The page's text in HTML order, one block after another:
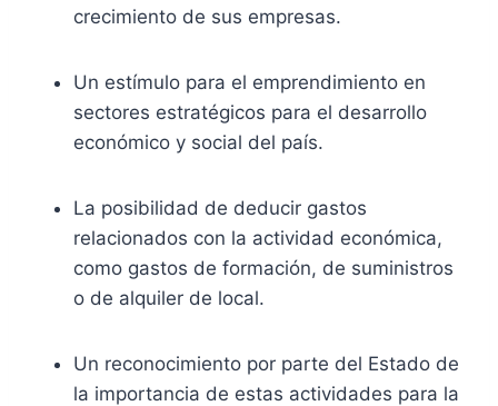
crecimiento de sus empresas.
Un estímulo para el emprendimiento en
sectores estratégicos para el desarrollo
económico y social del país.
La posibilidad de deducir gastos
relacionados con la actividad económica,
como gastos de formación, de suministros
o de alquiler de local.
Un reconocimiento por parte del Estado de
la importancia de estas actividades para la